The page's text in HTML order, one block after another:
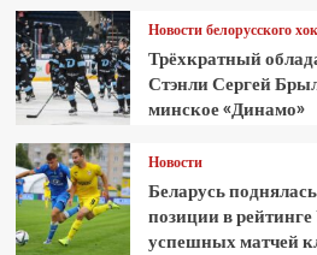
Новости белорусского
Трёхкратный
Стэнли Сергей
минское «Динамо»
Новости
Беларусь
позиции в
успешных матчей